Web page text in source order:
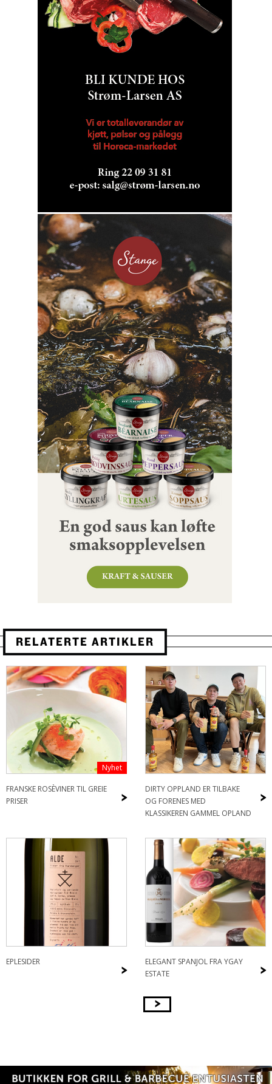
RELATERTE ARTIKLER
Nyhet
>
FRANSKE ROSÈVINER TIL GREIE
PRISER
>
DIRTY OPPLAND ER TILBAKE
OG FORENES MED
KLASSIKEREN GAMMEL OPLAND
>
EPLESIDER
>
ELEGANT SPANJOL FRA YGAY
ESTATE
>